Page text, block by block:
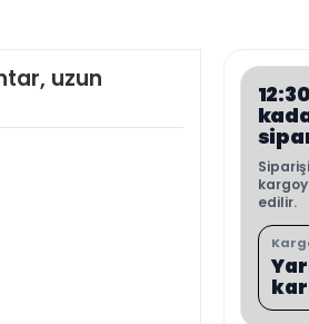
uzun
edilir.